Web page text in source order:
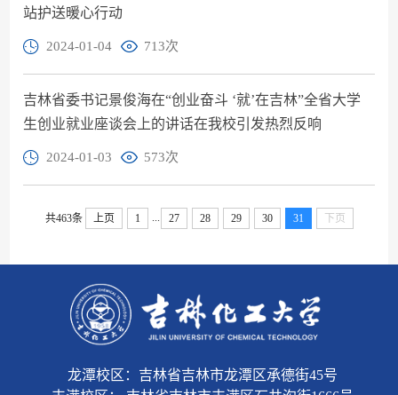
站护送暖心行动
2024-01-04 713次
吉林省委书记景俊海在“创业奋斗 ‘就’在吉林”全省大学
生创业就业座谈会上的讲话在我校引发热烈反响
2024-01-03 573次
共463条 上页 1 27 28 29 30 31 下页
龙潭校区：吉林省吉林市龙潭区承德街45号